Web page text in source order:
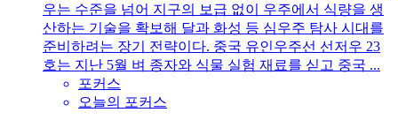
우는 수준을 넘어 지구의 보급 없이 우주에서 식량을 생
산하는 기술을 확보해 달과 화성 등 심우주 탐사 시대를
준비하려는 장기 전략이다. 중국 유인우주선 선저우 23
호는 지난 5월 벼 종자와 식물 실험 재료를 싣고 중국 ...
포커스
오늘의 포커스